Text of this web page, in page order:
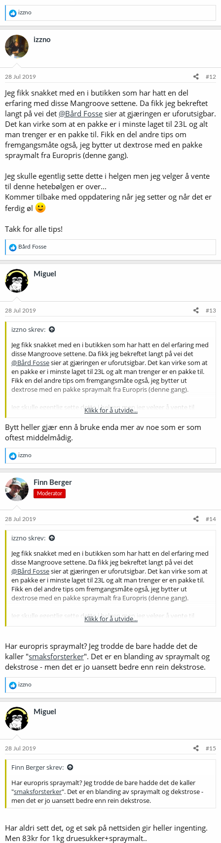
R
e
a
k
s
j
o
e
:
izzno
izzno
28 Jul 2019 #12
Jeg fikk snakket med en i butikken som har hatt en del
erfaring med disse Mangroove settene. Da fikk jeg bekreftet
langt på vei det @Bård Fosse sier at gjæringen er uforutsigbar.
Det kan virke som at en pakke er i minste laget til 23L og alt
man trenger er en pakke til. Fikk en del andre tips om
fremgangsmåte også, jeg bytter ut dextrose med en pakke
spraymalt fra Europris (denne gang).
Jeg skulle egentlig sette dette i helgen men jeg velger å vente
til denne hetebølgen er over...
Kommer tilbake med oppdatering når jeg setter og når det er
ferdig øl
Takk for alle tips!
R
e
a
k
s
o
e
Bård Fosse
Miguel
28 Jul 2019 #13
izzno skrev:
Jeg fikk snakket med en i butikken som har hatt en del erfaring med
disse Mangroove settene. Da fikk jeg bekreftet langt på vei det
@Bård Fossesier at gjæringen er uforutsigbar. Det kan virke som at
en pakke er i minste laget til 23L og alt man trenger er en pakke til.
Fikk en del andre tips om fremgangsmåte også, jeg bytter ut
dextrose med en pakke spraymalt fra Europris (denne gang).
Jeg skulle egentlig sette dette i helgen men jeg velger å vente til
denne hetebølgen er over...
Kommer tilbake med oppdatering når jeg setter og når det er ferdig
øl
Takk for alle tips!
Klikk for å utvide...
Bytt heller gjær enn å bruke enda mer av noe som er som
oftest middelmådig.
R
e
a
k
s
j
o
e
izzno
Finn Berger
Moderator
28 Jul 2019 #14
izzno skrev:
Jeg fikk snakket med en i butikken som har hatt en del erfaring med
disse Mangroove settene. Da fikk jeg bekreftet langt på vei det
@Bård Fossesier at gjæringen er uforutsigbar. Det kan virke som at
en pakke er i minste laget til 23L og alt man trenger er en pakke til.
Fikk en del andre tips om fremgangsmåte også, jeg bytter ut
dextrose med en pakke spraymalt fra Europris (denne gang).
Jeg skulle egentlig sette dette i helgen men jeg velger å vente til
denne hetebølgen er over...
øl
Takk for alle tips!
Klikk for å utvide...
Har europris spraymalt? Jeg trodde de bare hadde det de
kaller "smaksforsterker". Det er en blanding av spraymalt og
dekstrose - men det er jo uansett bedre enn rein dekstrose.
R
e
a
k
s
o
e
izzno
Miguel
28 Jul 2019 #15
Finn Berger skrev:
Har europris spraymalt? Jeg trodde de bare hadde det de kaller
"smaksforsterker". Det er en blanding av spraymalt og dekstrose -
men det er jo uansett bedre enn rein dekstrose.
Har aldri sett det, og et søk på nettsiden gir heller ingenting.
Men 83kr for 1kg druesukker+spraymalt..